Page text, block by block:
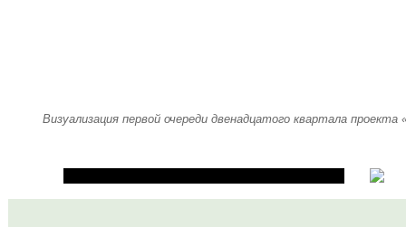
Визуализация первой очереди двенадцатого квартала проекта